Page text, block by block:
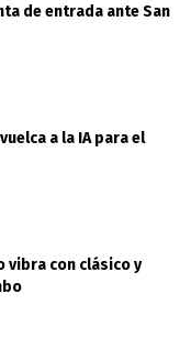
de entrada ante San
a la IA para el
vibra con clásico y